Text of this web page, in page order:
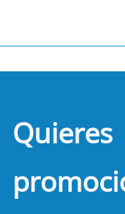
Quieres